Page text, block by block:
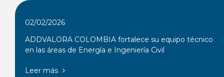
02/02/2026
ADDVALORA COLOMBIA fortalece su equipo técnico
en las áreas de Energía e Ingeniería Civil
Leer más